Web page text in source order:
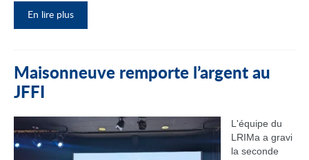
En lire plus
Maisonneuve remporte l’argent au
JFFI
L'équipe du
LRIMa a gravi
la seconde